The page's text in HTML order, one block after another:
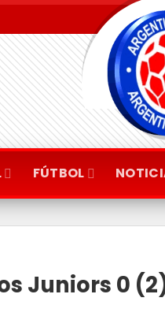
FÚTBOL
Juniors 0